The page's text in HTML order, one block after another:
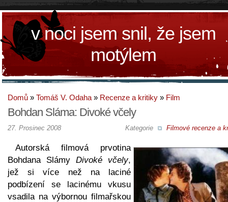
v noci jsem snil, že jsem
motýlem
Domů » Tomáš V. Odaha » Recenze a kritiky » Film
Bohdan Sláma: Divoké včely
Kategorie Filmové recenze a
27. Prosinec 2008
Autorská filmová prvotina
Bohdana Slámy Divoké včely,
jež si více než na laciné
podbízení se lacinému vkusu
vsadila na výbornou filmařskou